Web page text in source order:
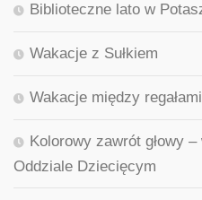
Biblioteczne lato w
Wakacje z Sułkiem
Wakacje między
Kolorowy zawrót głowy
Oddziale Dziecięcym